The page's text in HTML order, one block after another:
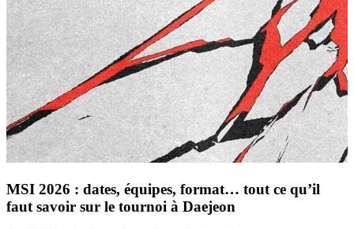
MSI 2026 : dates, équipes, format… tout ce qu’il
faut savoir sur le tournoi à Daejeon